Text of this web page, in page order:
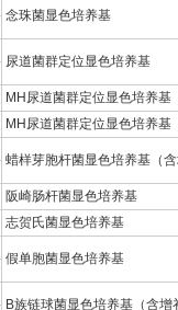
念珠菌显色培养基
尿道菌群定位显色培养基
MH尿道菌群定位显色培养基
MH尿道菌群定位显色培养基
蜡样芽胞杆菌显色培养基（含
阪崎肠杆菌显色培养基
志贺氏菌显色培养基
假单胞菌显色培养基
B族链球菌显色培养基（含增